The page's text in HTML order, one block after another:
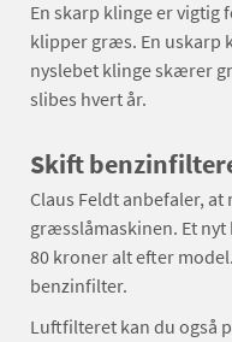
En skarp klinge er
klipper græs. En uskarp
nyslebet klinge skærer
slibes hvert år.
Skift
Claus Feldt anbefaler,
græsslåmaskinen. Et
80 kroner alt efter
benzinfilter.
Luftfilteret kan du også